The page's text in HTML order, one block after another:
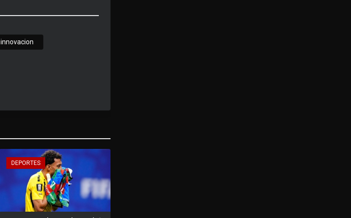
innovacion
DEPORTES